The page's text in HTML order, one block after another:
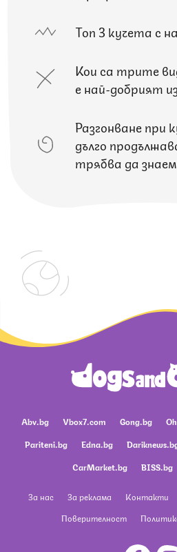
Топ 3 кучета с
Кои са трите
е най-добрият
Разгонване при
дълго
трябва да знаем
Abv.bg Vbox7.com Gong.bg
Pariteni.bg
Edna.bg
CarMarket.bg
BISS.bg
За нас За реклама Контакти
Поверителност